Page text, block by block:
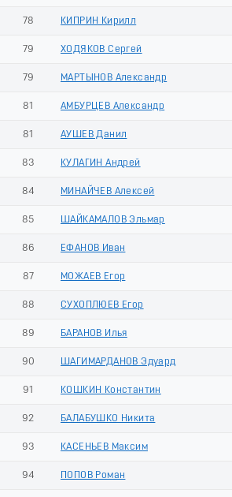
78 КИПРИН Кирилл
79 ХОДЯКОВ Сергей
79 МАРТЫНОВ Александр
81 АМБУРЦЕВ Александр
81 АУШЕВ Данил
83 КУЛАГИН Андрей
84 МИНАЙЧЕВ Алексей
85 ШАЙКАМАЛОВ Эльмар
86 ЕФАНОВ Иван
87 МОЖАЕВ Егор
88 СУХОПЛЮЕВ Егор
89 БАРАНОВ Илья
90 ШАГИМАРДАНОВ Эдуард
91 КОШКИН Константин
92 БАЛАБУШКО Никита
93 КАСЕНЬЕВ Максим
94 ПОПОВ Роман